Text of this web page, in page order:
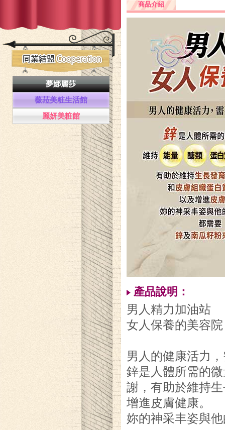
商品介紹
產品說明：
男人精力加油站
女人保養的美容院
男人的健康活力
鋅是人體所需的
謝，有助於維持
增進皮膚健康。
妳的神采丰姿與
夢娜麗莎
薇菈美粧生活館
麗妍美粧館